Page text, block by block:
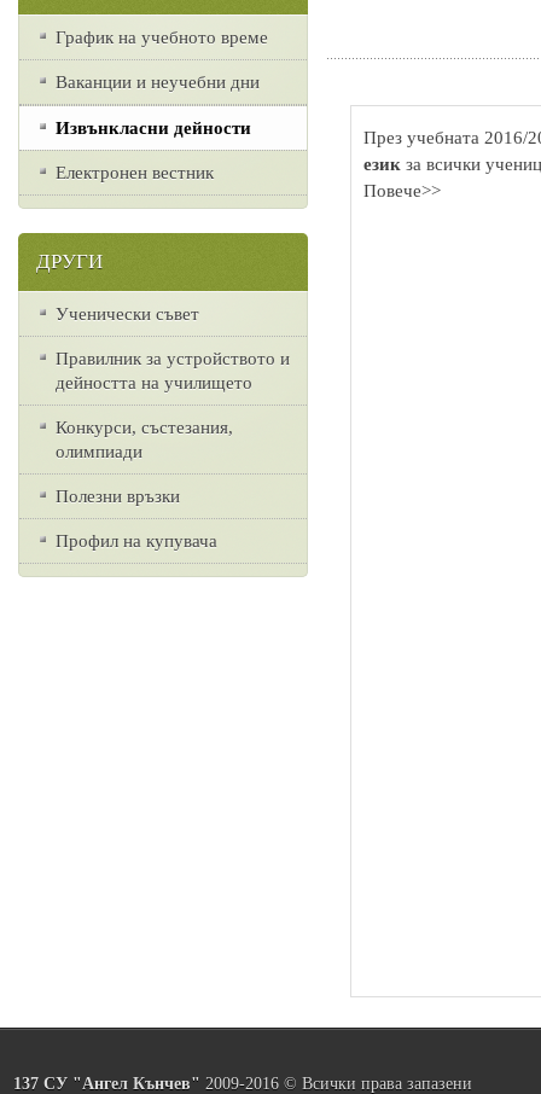
През учебната 2016/
език за всички
Повече>>
График на учебното време
Ваканции и неучебни дни
Извънкласни дейности
Електронен вестник
ДРУГИ
Ученически съвет
Правилник за устройството и
дейността на училището
Конкурси, състезания,
олимпиади
Полезни връзки
Профил на купувача
137 СУ "Ангел Кънчев" 2009-2016 © Всички права запазени